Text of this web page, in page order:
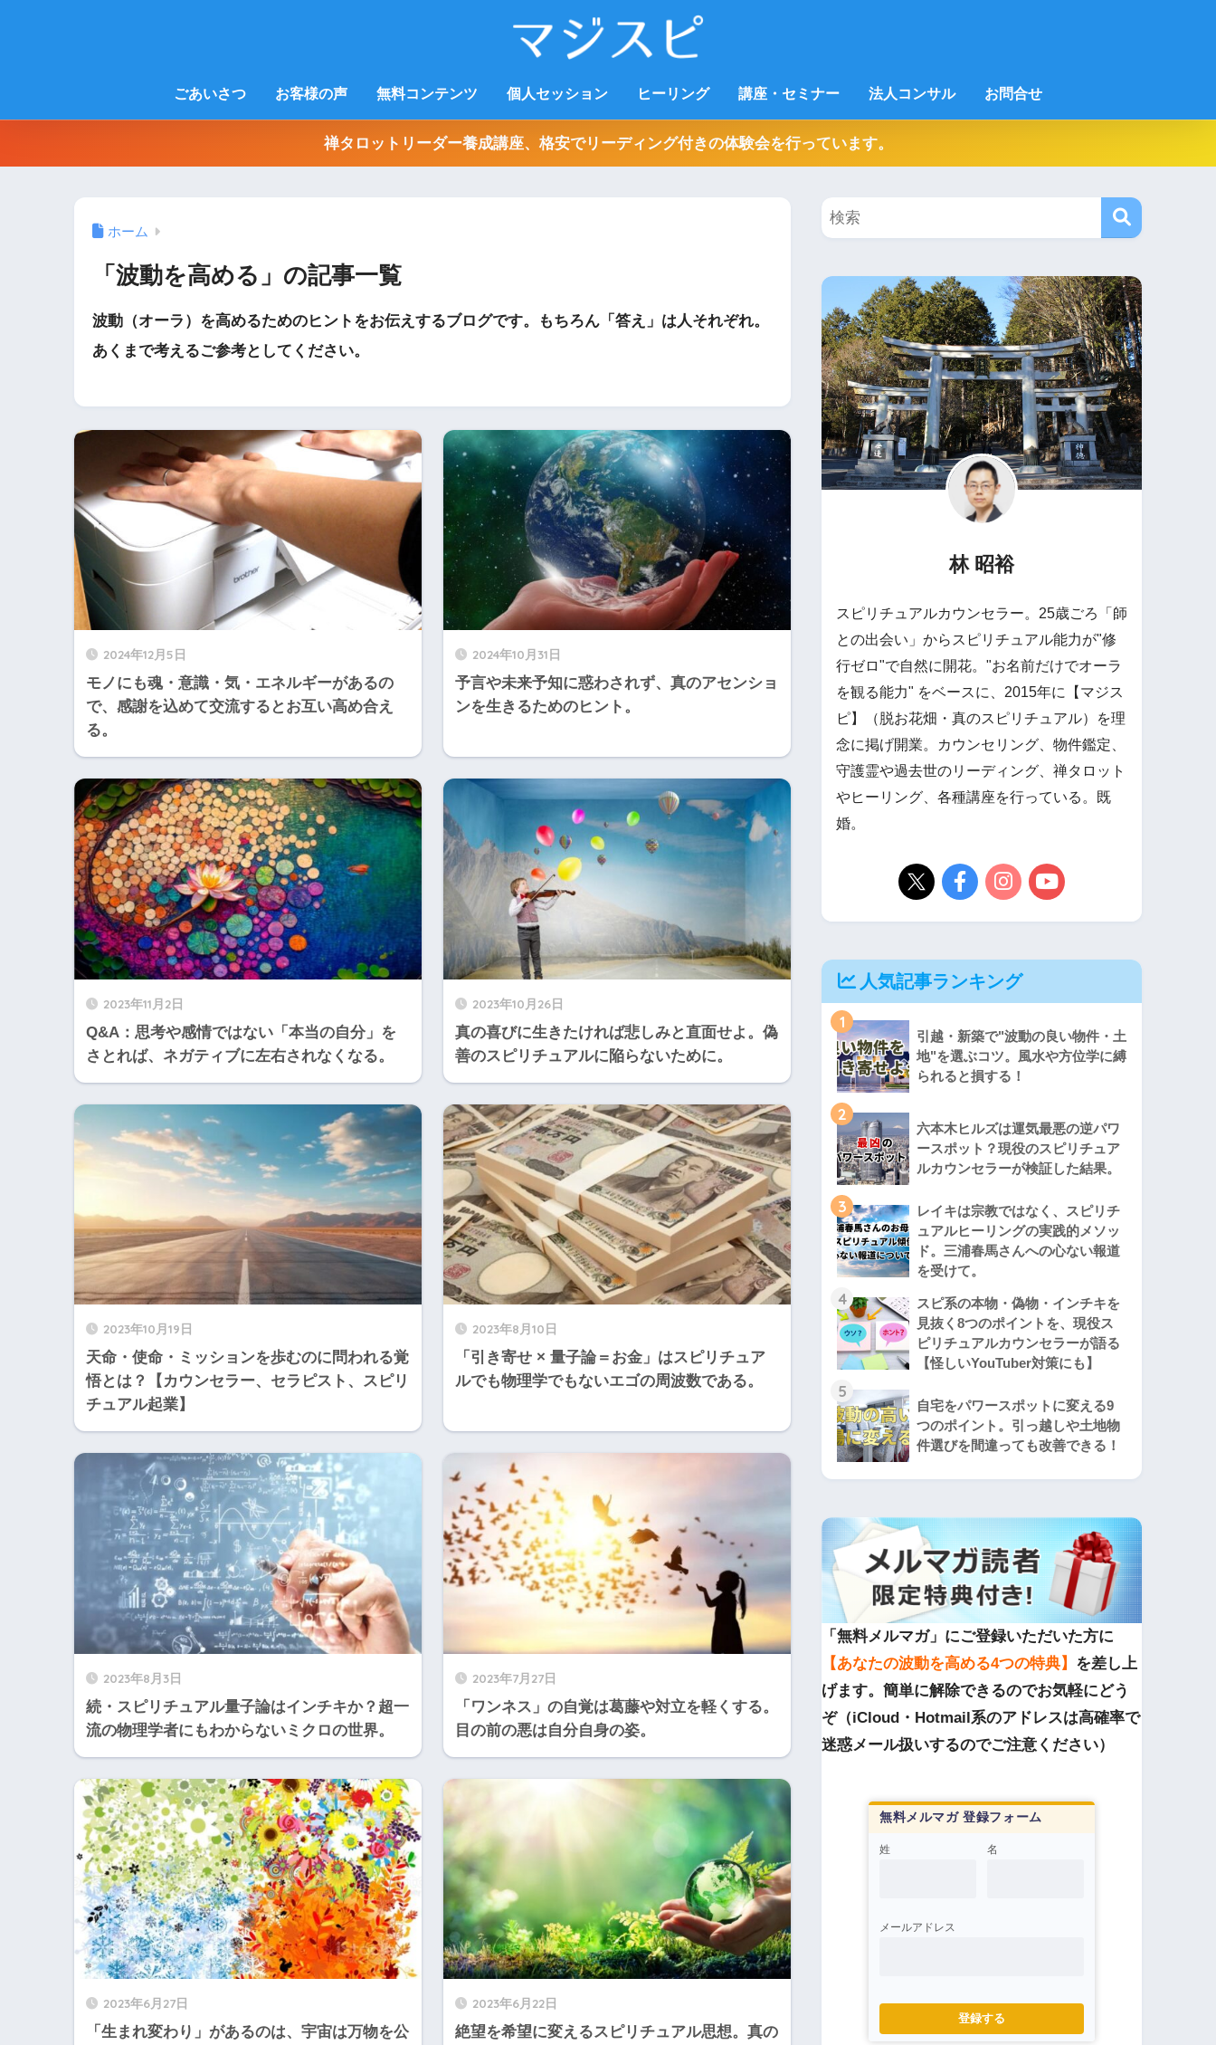
ごあいさつ お客様の声 無料コンテンツ 個人セッション ヒーリング 講座・セミナー 法人コンサル お問合せ
禅タロットリーダー養成講座、格安でリーディング付きの体験会を行っています。
ホーム
「波動を高める」の記事一覧
波動（オーラ）を高めるためのヒントをお伝えするブログです。もちろん「答え」は人それぞれ。
あくまで考えるご参考としてください。
2024年12月5日
モノにも魂・意識・気・エネルギーがあるの
で、感謝を込めて交流するとお互い高め合え
る。
2024年10月31日
予言や未来予知に惑わされず、真のアセンショ
ンを生きるためのヒント。
2023年11月2日
Q&A：思考や感情ではない「本当の自分」を
さとれば、ネガティブに左右されなくなる。
2023年10月26日
真の喜びに生きたければ悲しみと直面せよ。偽
善のスピリチュアルに陥らないために。
2023年10月19日
天命・使命・ミッションを歩むのに問われる覚
悟とは？【カウンセラー、セラピスト、スピリ
チュアル起業】
2023年8月10日
「引き寄せ × 量子論＝お金」はスピリチュア
ルでも物理学でもないエゴの周波数である。
2023年8月3日
続・スピリチュアル量子論はインチキか？超一
流の物理学者にもわからないミクロの世界。
2023年7月27日
「ワンネス」の自覚は葛藤や対立を軽くする。
目の前の悪は自分自身の姿。
2023年6月27日
「生まれ変わり」があるのは、宇宙は万物を公
2023年6月22日
絶望を希望に変えるスピリチュアル思想。真の
林 昭裕
スピリチュアルカウンセラー。25歳ごろ「師
との出会い」からスピリチュアル能力が"修
行ゼロ"で自然に開花。"お名前だけでオーラ
を観る能力" をベースに、2015年に【マジス
ピ】（脱お花畑・真のスピリチュアル）を理
念に掲げ開業。カウンセリング、物件鑑定、
守護霊や過去世のリーディング、禅タロット
やヒーリング、各種講座を行っている。既
婚。
人気記事ランキング
1
引越・新築で"波動の良い物件・土
地"を選ぶコツ。風水や方位学に縛
られると損する！
2
六本木ヒルズは運気最悪の逆パワ
ースポット？現役のスピリチュア
ルカウンセラーが検証した結果。
3
レイキは宗教ではなく、スピリチ
ュアルヒーリングの実践的メソッ
ド。三浦春馬さんへの心ない報道
を受けて。
4
スピ系の本物・偽物・インチキを
見抜く8つのポイントを、現役ス
ピリチュアルカウンセラーが語る
【怪しいYouTuber対策にも】
5
自宅をパワースポットに変える9
つのポイント。引っ越しや土地物
件選びを間違っても改善できる！
「無料メルマガ」にご登録いただいた方に
【あなたの波動を高める4つの特典】 を差し上
げます。簡単に解除できるのでお気軽にどう
ぞ（iCloud・Hotmail系のアドレスは高確率で
迷惑メール扱いするのでご注意ください）
無料メルマガ 登録フォーム
姓 名
メールアドレス
登録する